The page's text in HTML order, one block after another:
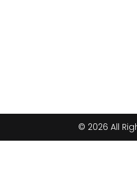
© 2026 All